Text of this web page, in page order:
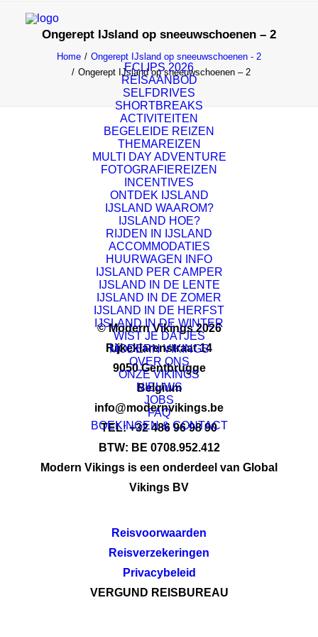
ECLIPS 2026
REISAANBOD
SELFDRIVES
SHORTBREAKS
ACTIVITEITEN
BEGELEIDE REIZEN
THEMAREIZEN
MULTI DAY ADVENTURE
FOTOGRAFIEREIZEN
INCENTIVES
ONTDEK IJSLAND
IJSLAND WAAROM?
IJSLAND HOE?
RIJDEN IN IJSLAND
ACCOMMODATIES
HUURWAGEN INFO
IJSLAND PER CAMPER
IJSLAND IN DE LENTE
IJSLAND IN DE ZOMER
IJSLAND IN DE HERFST
IJSLAND IN DE WINTER
WIST JE DATJES
MODERN VIKINGS
OVER ONS
ONZE VIKINGS
NIEUWS
JOBS
FAQ
BOEKINGEN & CONTACT
Ongerept IJsland op sneeuwschoenen – 2
Home
Ongerept IJsland op sneeuwschoenen - 2
Ongerept IJsland op sneeuwschoenen – 2
© Modern Vikings 2026
Rijkeklarenstraat 14
9050 Gentbrugge
Belgium
info@modernvikings.be
TEL: +32 486 96 98 90
BTW: BE 0708.952.412
Modern Vikings is een onderdeel van Global
Vikings BV
Reisvoorwaarden
Reisverzekeringen
Privacybeleid
VERGUND REISBUREAU